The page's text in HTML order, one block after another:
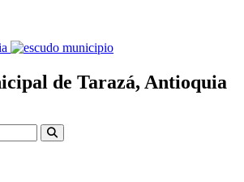
de Tarazá, Antioquia